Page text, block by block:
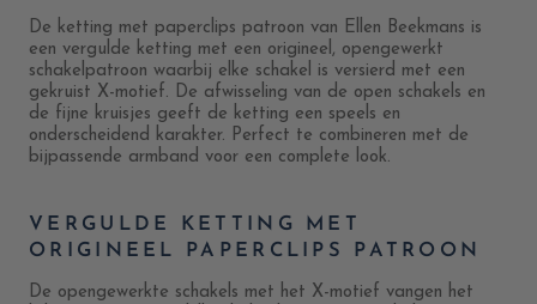
De ketting met paperclips patroon van Ellen Beekmans is
een vergulde ketting met een origineel, opengewerkt
schakelpatroon waarbij elke schakel is versierd met een
gekruist X-motief. De afwisseling van de open schakels en
de fijne kruisjes geeft de ketting een speels en
onderscheidend karakter. Perfect te combineren met de
bijpassende armband voor een complete look.
VERGULDE KETTING MET
ORIGINEEL PAPERCLIPS PATROON
De opengewerkte schakels met het X-motief vangen het